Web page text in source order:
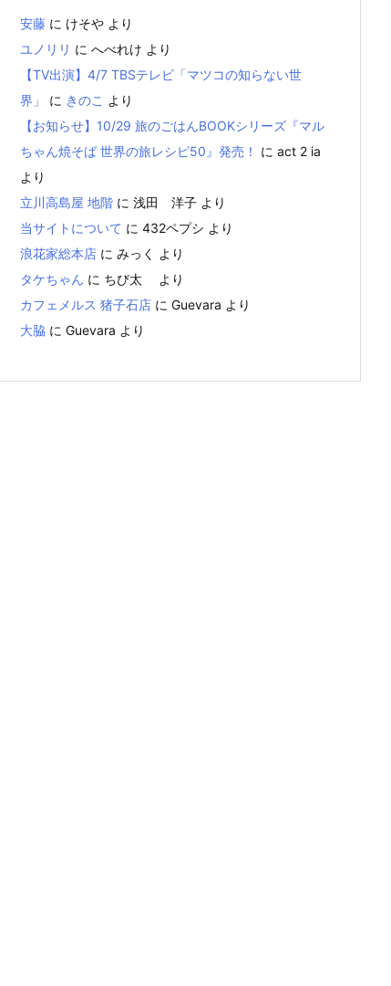
安藤 に けそや より
ユノリリ に へべれけ より
【TV出演】4/7 TBSテレビ「マツコの知らない世
界」
に きのこ より
【お知らせ】10/29 旅のごはんBOOKシリーズ『マル
ちゃん焼そば 世界の旅レシピ50』発売！
に act 2 ia
より
立川高島屋 地階 に 浅田 洋子 より
当サイトについて に 432ペプシ より
浪花家総本店 に みっく
より
タケちゃん に ちび太
より
カフェメルス 猪子石店 に Guevara より
大脇 に Guevara より